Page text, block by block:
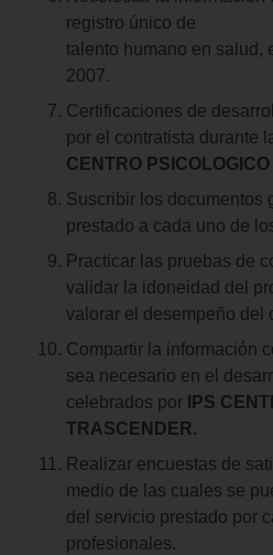
registro único de
talento humano en salud,
2007.
Certificaciones de
por el contratista durante
CENTRO
Suscribir los documentos
prestado a cada uno de
Practicar las pruebas de
validar la idoneidad del
valorar el desempeño del
Compartir la información
sea necesario en el
celebrados por
IPS
TRASCENDER.
Realizar encuestas de
medio de las cuales se
del servicio prestado por
profesionales.